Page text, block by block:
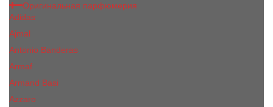
Оригинальная парфюмерия
Adidas
Ajmal
Antonio Banderas
Armaf
Armand Basi
Azzaro